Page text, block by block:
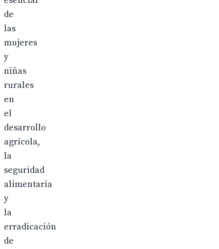
de
las
mujeres
y
niñas
rurales
en
el
desarrollo
agrícola,
la
seguridad
alimentaria
y
la
erradicación
de